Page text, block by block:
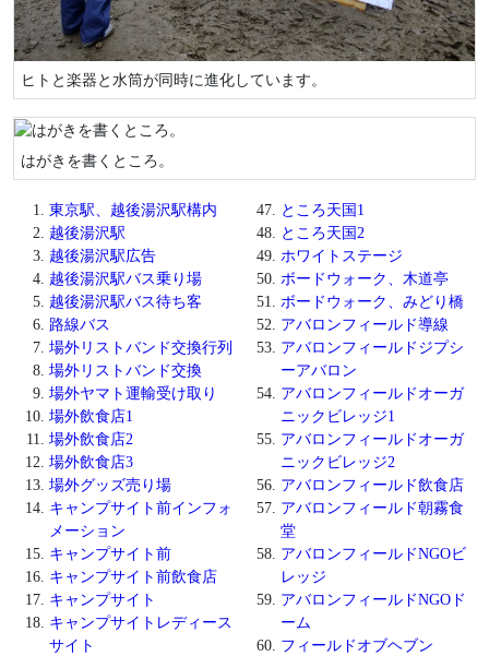
ヒトと楽器と水筒が同時に進化しています。
はがきを書くところ。
東京駅、越後湯沢駅構内
越後湯沢駅
越後湯沢駅広告
越後湯沢駅バス乗り場
越後湯沢駅バス待ち客
路線バス
場外リストバンド交換行列
場外リストバンド交換
場外ヤマト運輸受け取り
場外飲食店1
場外飲食店2
場外飲食店3
場外グッズ売り場
キャンプサイト前インフォ
メーション
キャンプサイト前
キャンプサイト前飲食店
キャンプサイト
キャンプサイトレディース
サイト
ところ天国1
ところ天国2
ホワイトステージ
ボードウォーク、木道亭
ボードウォーク、みどり橋
アバロンフィールド導線
アバロンフィールドジプシ
ーアバロン
アバロンフィールドオーガ
ニックビレッジ1
アバロンフィールドオーガ
ニックビレッジ2
アバロンフィールド飲食店
アバロンフィールド朝霧食
堂
アバロンフィールドNGOビ
レッジ
アバロンフィールドNGOド
ーム
フィールドオブヘブン